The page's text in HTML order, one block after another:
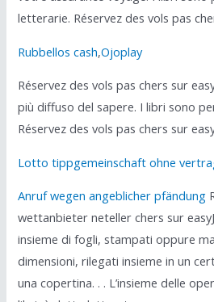
letterarie. Réservez des vols pas
Rubbellos cash,Ojoplay
Réservez des vols pas chers sur
più diffuso del sapere. I libri sono
Réservez des vols pas chers sur
Lotto tippgemeinschaft ohne
Anruf wegen angeblicher pfändung
wettanbieter neteller chers sur
insieme di fogli, stampati oppure
dimensioni, rilegati insieme in un
una copertina. . . L’insieme delle